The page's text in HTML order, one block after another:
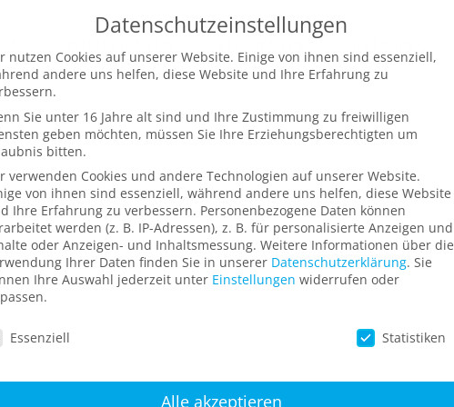
KOMPETENZEN REFERENZEN ÜBER UNS
Datenschutzeinstellungen
nutzen Cookies auf unserer Website. Einige von ihnen sind essenziell,
andere uns helfen, diese Website und Ihre Erfahrung zu
Sie unter 16 Jahre alt sind und Ihre Zustimmung zu freiwilligen
geben möchten, müssen Sie Ihre Erziehungsberechtigten um
bitten.
verwenden Cookies und andere Technologien auf unserer Website.
von ihnen sind essenziell, während andere uns helfen, diese Website
Ihre Erfahrung zu verbessern. Personenbezogene Daten können
werden (z. B. IP-Adressen), z. B. für personalisierte Anzeigen und
oder Anzeigen- und Inhaltsmessung. Weitere Informationen über die
Ihrer Daten finden Sie in unserer Datenschutzerklärung. Sie
Ihre Auswahl jederzeit unter Einstellungen widerrufen oder
Essenziell Statistiken
Alle akzeptieren